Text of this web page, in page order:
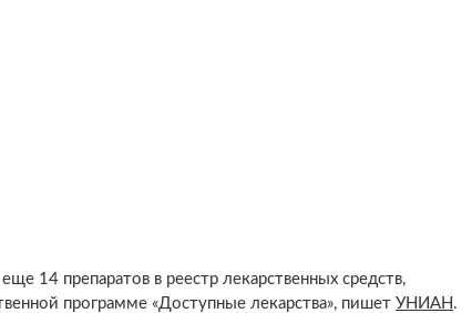
14 препаратов в реестр лекарственных средств,
программе «Доступные лекарства», пишет УНИАН .